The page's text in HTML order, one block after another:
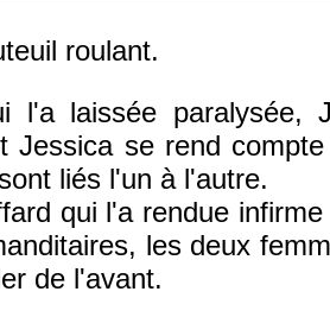
roulant.
laissée paralysée,
Jessica se rend
liés l'un à l'autre.
qui l'a rendue
les deux
de l'avant.